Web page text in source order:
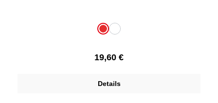
rot weiß
Regulärer Preis:
19,60 €
Details